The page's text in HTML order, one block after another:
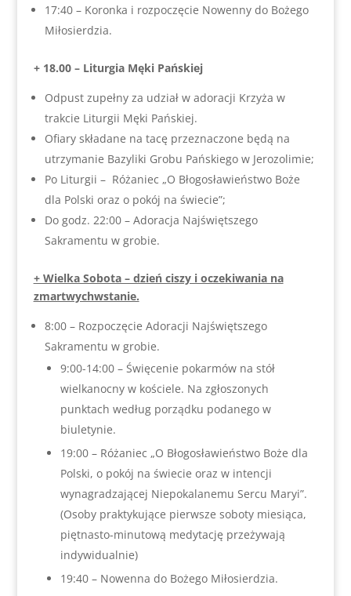
17:40 – Koronka i rozpoczęcie Nowenny do Bożego
Miłosierdzia.
+ 18.00 – Liturgia Męki Pańskiej
Odpust zupełny za udział w adoracji Krzyża w
trakcie Liturgii Męki Pańskiej.
Ofiary składane na tacę przeznaczone będą na
utrzymanie Bazyliki Grobu Pańskiego w Jerozolimie;
Po Liturgii – Różaniec „O Błogosławieństwo Boże
dla Polski oraz o pokój na świecie”;
Do godz. 22:00 – Adoracja Najświętszego
Sakramentu w grobie.
+ Wielka Sobota – dzień ciszy i oczekiwania na
zmartwychwstanie.
8:00 – Rozpoczęcie Adoracji Najświętszego
Sakramentu w grobie.
9:00-14:00 – Święcenie pokarmów na stół
wielkanocny w kościele. Na zgłoszonych
punktach według porządku podanego w
biuletynie.
19:00 – Różaniec „O Błogosławieństwo Boże dla
Polski, o pokój na świecie oraz w intencji
wynagradzającej Niepokalanemu Sercu Maryi”.
(Osoby praktykujące pierwsze soboty miesiąca,
piętnasto-minutową medytację przeżywają
indywidualnie)
19:40 – Nowenna do Bożego Miłosierdzia.